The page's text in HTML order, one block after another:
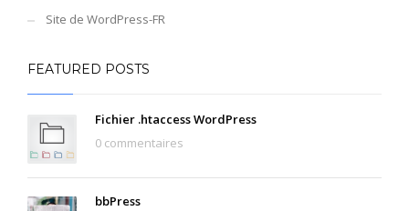
Site de WordPress-FR
FEATURED POSTS
Fichier .htaccess WordPress
0 commentaires
bbPress